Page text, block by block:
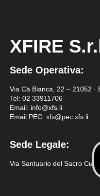
XFIRE
Sede Operativa:
Via Cà Bianca, 22 – 21052 ·
Tel: 02 33911706
Email: info@xfs.li
Email PEC: xfs@pec.xfs.li
Sede Legale:
Via Santuario del Sacro